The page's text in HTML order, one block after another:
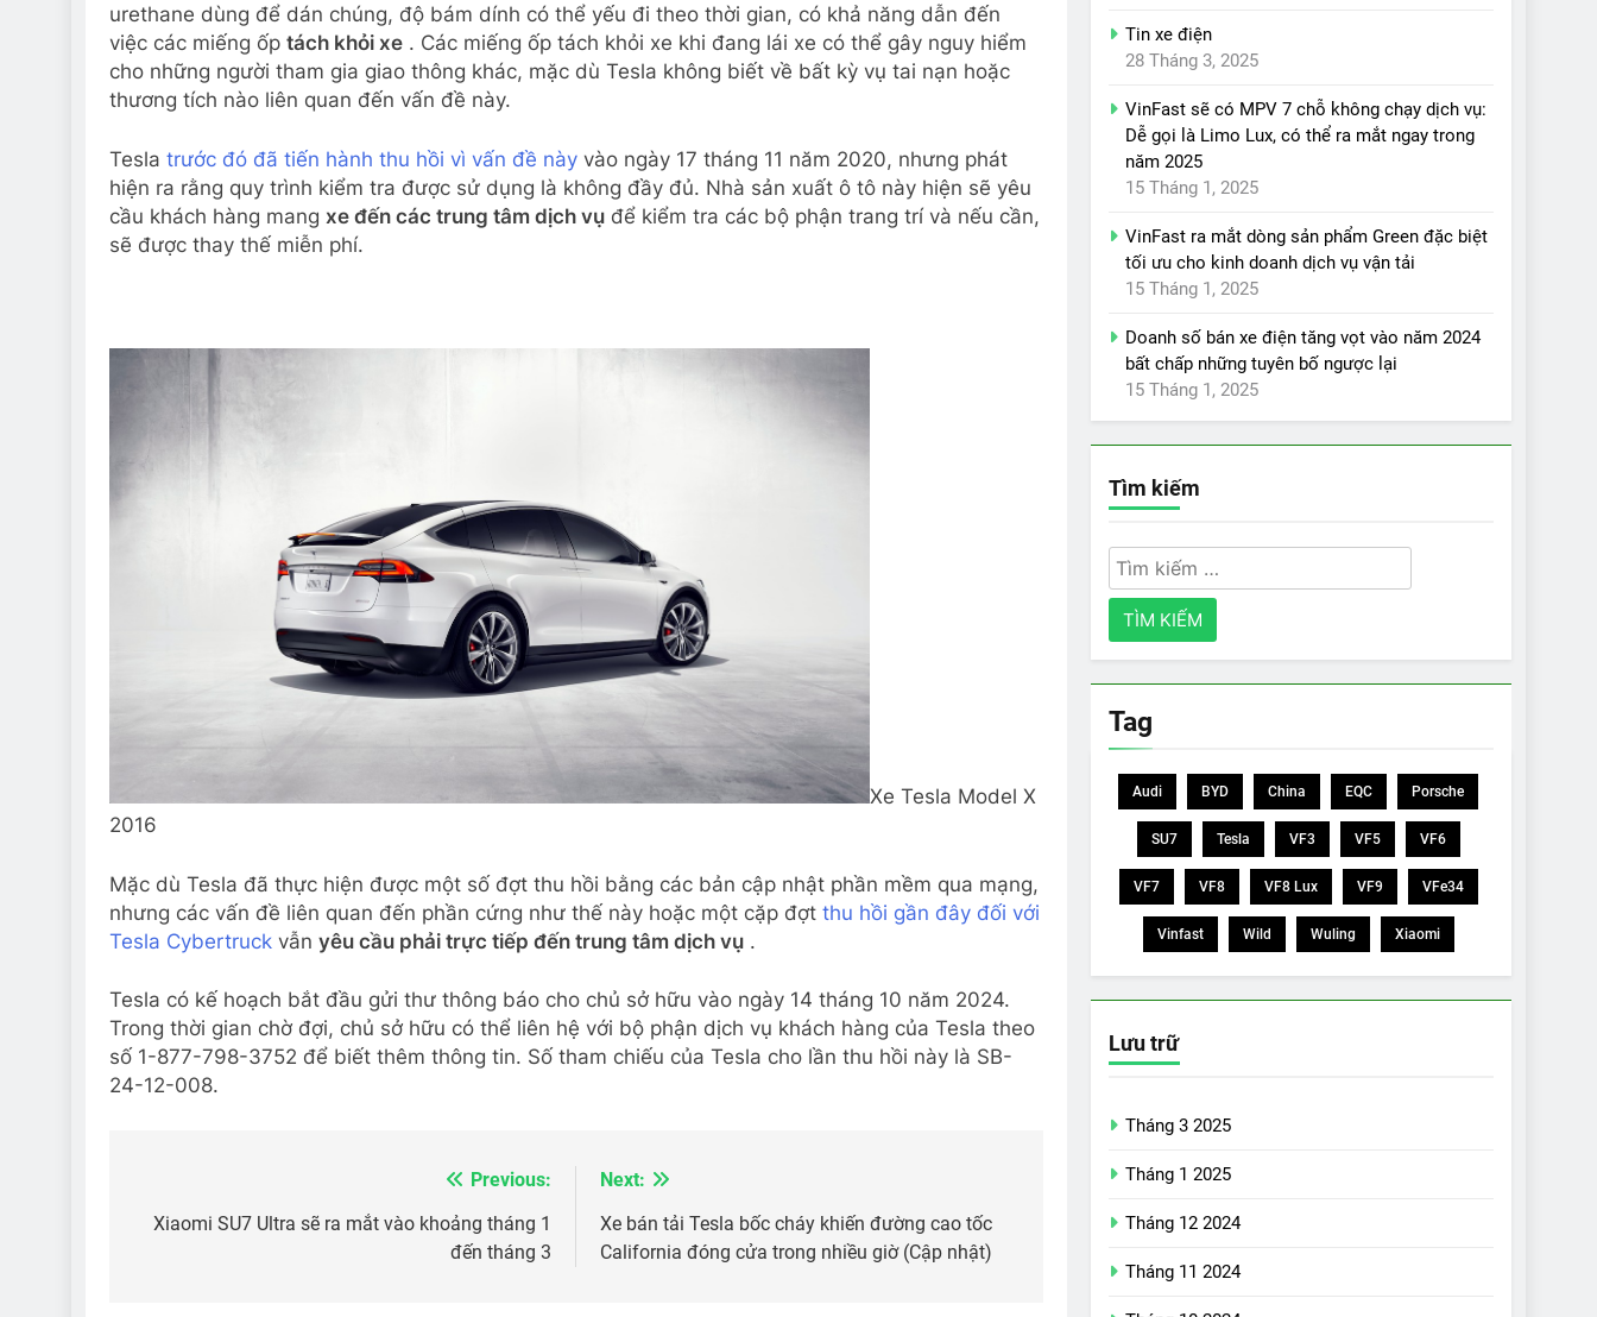
urethane dùng để dán chúng, độ bám dính có thể yếu đi theo thời gian, có khả năng dẫn đến
việc các miếng ốp tách khỏi xe . Các miếng ốp tách khỏi xe khi đang lái xe có thể gây nguy hiểm
cho những người tham gia giao thông khác, mặc dù Tesla không biết về bất kỳ vụ tai nạn hoặc
thương tích nào liên quan đến vấn đề này.
Tesla trước đó đã tiến hành thu hồi vì vấn đề này vào ngày 17 tháng 11 năm 2020, nhưng phát
hiện ra rằng quy trình kiểm tra được sử dụng là không đầy đủ. Nhà sản xuất ô tô này hiện sẽ yêu
cầu khách hàng mang xe đến các trung tâm dịch vụ để kiểm tra các bộ phận trang trí và nếu cần,
sẽ được thay thế miễn phí.
Xe Tesla Model X
2016
Mặc dù Tesla đã thực hiện được một số đợt thu hồi bằng các bản cập nhật phần mềm qua mạng,
nhưng các vấn đề liên quan đến phần cứng như thế này hoặc một cặp đợt thu hồi gần đây đối với
Tesla Cybertruck vẫn yêu cầu phải trực tiếp đến trung tâm dịch vụ .
Tesla có kế hoạch bắt đầu gửi thư thông báo cho chủ sở hữu vào ngày 14 tháng 10 năm 2024.
Trong thời gian chờ đợi, chủ sở hữu có thể liên hệ với bộ phận dịch vụ khách hàng của Tesla theo
số 1-877-798-3752 để biết thêm thông tin. Số tham chiếu của Tesla cho lần thu hồi này là SB-
24-12-008.
hướng
Previous:
Xiaomi SU7 Ultra sẽ ra mắt vào khoảng tháng 1
đến tháng 3
Next:
Xe bán tải Tesla bốc cháy khiến đường cao tốc
California đóng cửa trong nhiều giờ (Cập nhật)
Tin xe điện
28 Tháng 3, 2025
VinFast sẽ có MPV 7 chỗ không chạy dịch vụ:
Dễ gọi là Limo Lux, có thể ra mắt ngay trong
năm 2025
15 Tháng 1, 2025
VinFast ra mắt dòng sản phẩm Green đặc biệt
tối ưu cho kinh doanh dịch vụ vận tải
15 Tháng 1, 2025
Doanh số bán xe điện tăng vọt vào năm 2024
bất chấp những tuyên bố ngược lại
15 Tháng 1, 2025
Tìm kiếm
Tìm
kiếm
cho:
Tag
Audi BYD China EQC Porsche
SU7 Tesla VF3 VF5 VF6
VF7 VF8 VF8 Lux VF9 VFe34
Vinfast Wild Wuling Xiaomi
Lưu trữ
Tháng 3 2025
Tháng 1 2025
Tháng 12 2024
Tháng 11 2024